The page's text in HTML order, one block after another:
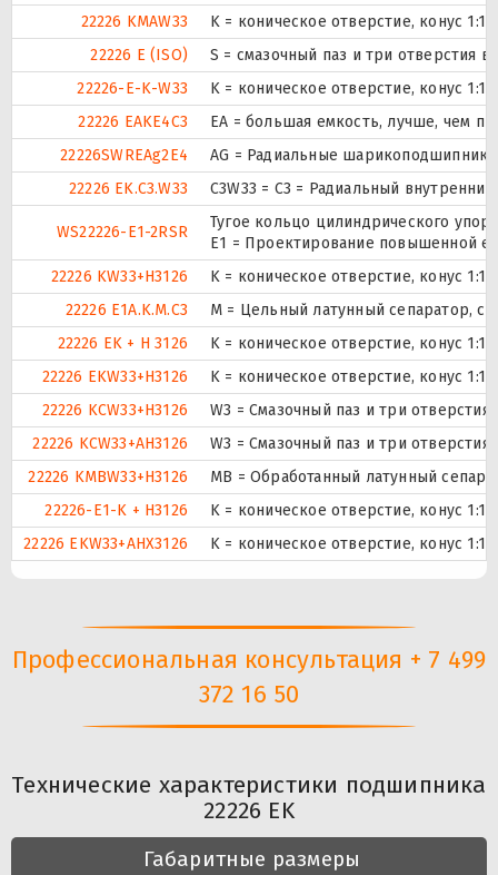
22226 KMAW33
K = коническое отверстие, конус
22226 E (ISO)
S = смазочный паз и три отверстия
22226-E-K-W33
K = коническое отверстие, конус
22226 EAKE4C3
EA = большая емкость, лучше, чем
22226SWREAg2E4
AG = Радиальные
22226 EK.C3.W33
C3W33 = C3 = Радиальный
WS22226-E1-2RSR
Тугое кольцо цилиндрического
E1 = Проектирование повышенной
22226 KW33+H3126
K = коническое отверстие, конус
22226 E1A.K.M.C3
M = Цельный латунный сепаратор,
22226 EK + H 3126
K = коническое отверстие, конус
22226 EKW33+H3126
K = коническое отверстие, конус
22226 KCW33+H3126
W3 = Смазочный паз и три
22226 KCW33+AH3126
W3 = Смазочный паз и три
22226 KMBW33+H3126
MB = Обработанный латунный
22226-E1-K + H3126
K = коническое отверстие, конус
22226 EKW33+AHX3126
K = коническое отверстие, конус
Профессиональная консультация + 7 499
372 16 50
Технические характеристики подшипника
22226 EK
Габаритные размеры